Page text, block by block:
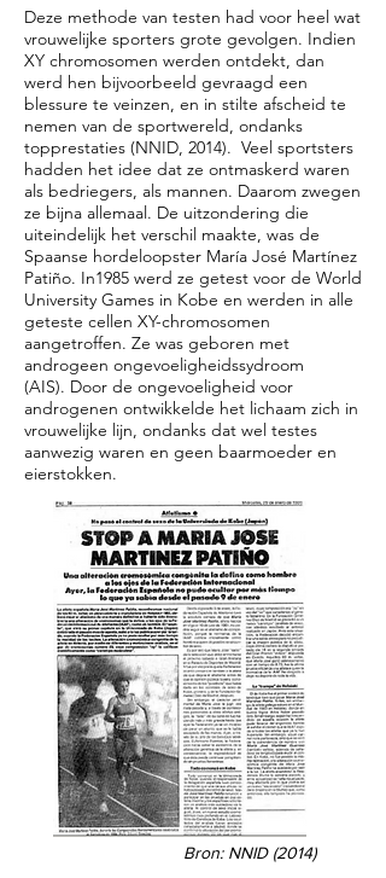
Bron: NNID (2014)
Deze methode van testen had voor heel wat
vrouwelijke sporters grote gevolgen. Indien
XY chromosomen werden ontdekt, dan
werd hen bijvoorbeeld gevraagd een
blessure te veinzen, en in stilte afscheid te
nemen van de sportwereld, ondanks
topprestaties (NNID, 2014). Veel sportsters
hadden het idee dat ze ontmaskerd waren
als bedriegers, als mannen. Daarom zwegen
ze bijna allemaal. De uitzondering die
uiteindelijk het verschil maakte, was de
Spaanse hordeloopster María José Martínez
Patiño. In1985 werd ze getest voor de World
University Games in Kobe en werden in alle
geteste cellen XY-chromosomen
aangetroffen. Ze was geboren met
androgeen ongevoeligheidssydroom
(AIS). Door de ongevoeligheid voor
androgenen ontwikkelde het lichaam zich in
vrouwelijke lijn, ondanks dat wel testes
aanwezig waren en geen baarmoeder en
eierstokken.